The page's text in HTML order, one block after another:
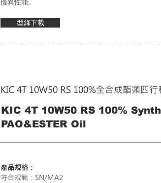
優異性能。
型錄下載
KIC 4T 10W50 RS 100%全合成酯類四行
KIC 4T 10W50 RS 100%
PAO&ESTER Oil
產品規格：
符合規範：SN/MA2